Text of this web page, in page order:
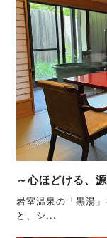
～心ほどける、
岩室温泉の「黒湯
と、シ...